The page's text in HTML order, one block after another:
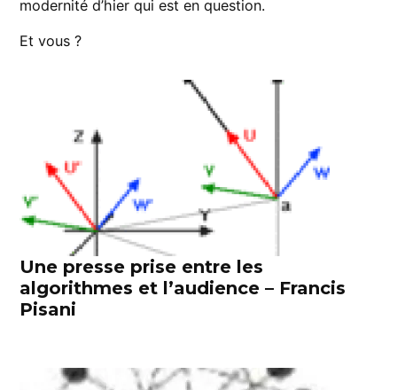
modernité d’hier qui est en question.
Et vous ?
Une presse prise entre les
algorithmes et l’audience – Francis
Pisani